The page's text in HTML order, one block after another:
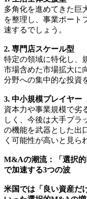
多角化を進めてきた巨
を整理し、事業ポート
速するでしょう。
2. 専門店スケール型
特定の領域に特化し、
市場含めた市場拡大に
分野への集中的な投資
3. 中小規模プレイヤー
資本力や事業規模で劣
しく、今後は大手プラ
の機能を武器とした出
く可能性が高いと見ら
M&Aの潮流：「選択
で加速する3つの波
米国では「良い資産だ